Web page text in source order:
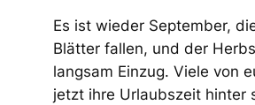
Es ist wieder September,
Blätter fallen, und der
langsam Einzug. Viele von
jetzt ihre Urlaubszeit hinter